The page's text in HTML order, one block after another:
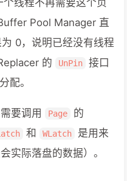
个线程不再需要这个页
Pool Manager 直
0，说明已经没有线程
的
UnPin
接口
配。
要调用 Page 的
和 WLatch
是用来
实际落盘的数据）。